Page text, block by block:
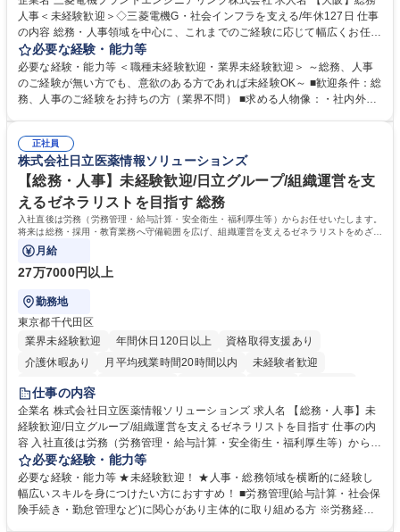
人事＜未経験歓迎＞◇三菱電機G・社会インフラを支える/年休127日 仕事
の内容 総務・人事領域を中心に、これまでのご経験に応じて幅広くお任せ
します。 ＜具体的には＞ ・総務/人事労務（給与・社保・勤怠管理など）
・採用・教育研修 ・福利厚生運用 など ※基本的には事務所勤務ですが、
採用や教育等の業務内容により、関西圏以外への日帰り・宿泊を伴う国内
出張もございます。 ※担当業務を持ちつつ、お互いに助け合いながら、総
必要な経験・能力等
必要な経験・能力等 ＜職種未経験歓迎・業界未経験歓迎＞ ～総務、人事
のご経験が無い方でも、意欲のある方であれば未経験OK～ ■歓迎条件：総
務、人事のご経験をお持ちの方（業界不問） ■求める人物像：・社内外の
正社員
株式会社日立医薬情報ソリューションズ
【総務・人事】未経験歓迎/日立グループ/組織運営を支
えるゼネラリストを目指す 総務
入社直後は労務（労務管理・給与計算・安全衛生・福利厚生等）からお任せいたします。
将来は総務・採用・教育業務へ守備範囲を広げ、組織運営を支えるゼネラリストをめざせ
ます。
月給
27万7000円以上
勤務地
東京都千代田区
業界未経験歓迎
年間休日120日以上
資格取得支援あり
介護休暇あり
月平均残業時間20時間以内
未経験者歓迎
住宅手当あり
育休あり
完全週休2日制 交通費支給 土日祝休み 寮・社宅あり
仕事の内容
企業名 株式会社日立医薬情報ソリューションズ 求人名 【総務・人事】未
経験歓迎/日立グループ/組織運営を支えるゼネラリストを目指す 仕事の内
容 入社直後は労務（労務管理・給与計算・安全衛生・福利厚生等）からお
任せいたします。将来は総務・採用・教育業務へ守備範囲を広げ、組織運
営を支えるゼネラリストをめざせます。 ・初期業務：労働時間管理、給与
計算、社会保険対応、福利厚生管理、安全衛生、健康経営推進等をお任せ
します。ご経験に応じて、休職者管理など、幅広く経験を積んでいただき
必要な経験・能力等
必要な経験・能力等 ★未経験歓迎！ ★人事・総務領域を横断的に経験し
幅広いスキルを身につけたい方におすすめ！ ■労務管理(給与計算・社会保
険手続き・勤怠管理など)に関心があり主体的に取り組める方 ※労務経験